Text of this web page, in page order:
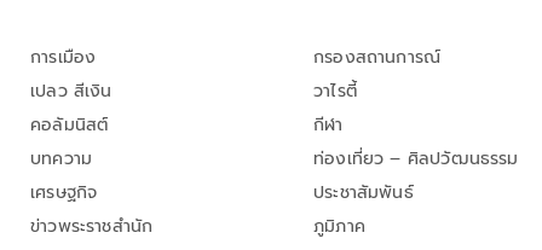
การเมือง
เปลว สีเงิน
คอลัมนิสต์
บทความ
เศรษฐกิจ
ข่าวพระราชสำนัก
กรองสถานการณ์
วาไรตี้
กีฬา
ท่องเที่ยว – ศิลปวัฒนธรรม
ประชาสัมพันธ์
ภูมิภาค